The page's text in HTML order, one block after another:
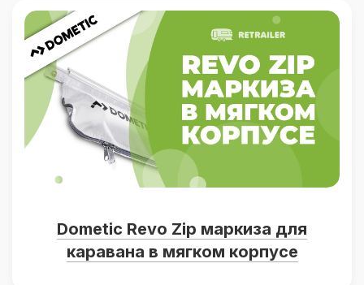
Dometic Revo Zip маркиза для
каравана в мягком корпусе